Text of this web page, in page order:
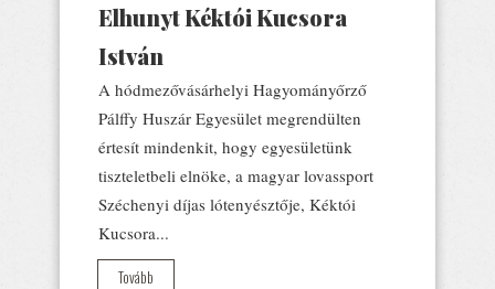
Elhunyt Kéktói Kucsora
István
A hódmezővásárhelyi Hagyományőrző
Pálffy Huszár Egyesület megrendülten
értesít mindenkit, hogy egyesületünk
tiszteletbeli elnöke, a magyar lovassport
Széchenyi díjas lótenyésztője, Kéktói
Kucsora...
Tovább